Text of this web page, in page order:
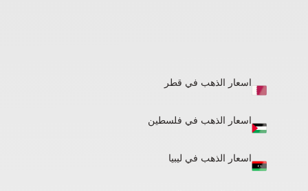
اسعار الذهب في قطر
اسعار الذهب في فلسطين
اسعار الذهب في ليبيا